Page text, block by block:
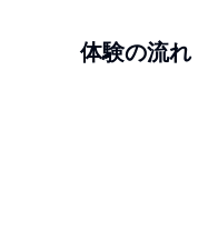
体験の流れ